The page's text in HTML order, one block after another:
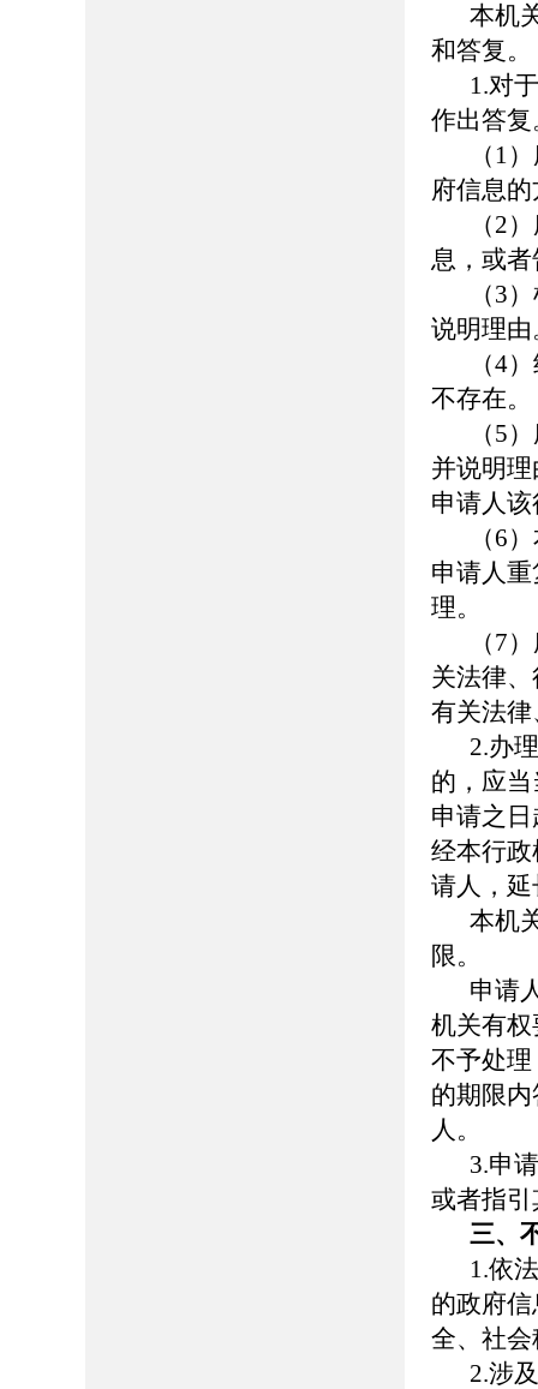
本机
和答复。
1.对
作出答复
（1
府信息
（2
息，或
（3
说明理由
（4
不存在。
（5
并说明
申请人
（6
申请人
理。
（7
关法律
有关法
2.办
的，应
申请之
经本行
请人，
本机
限。
申请
机关有
不予处
的期限
人。
3.申
或者指
三、
1.依
的政府
全、社
2.涉